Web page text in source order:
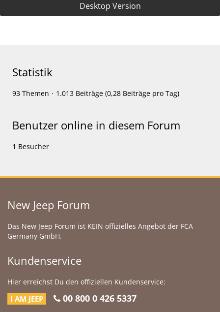
Desktop Version
Statistik
93 Themen 1.013 Beiträge (0,28 Beiträge pro Tag)
Benutzer online in diesem Forum
1 Besucher
New Jeep Forum
Das New Jeep Forum ist KEIN offizielles Angebot der FCA
Germany GmbH.
Kundenservice
Hier erreichst Du den offiziellen Kundenservice:
I AM JEEP 00 800 0 426 5337